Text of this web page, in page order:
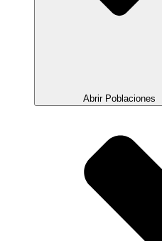
Abrir Poblaciones